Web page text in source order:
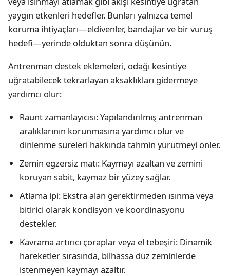
yaygın etkenleri hedefler. Bunları yalnızca temel
koruma ihtiyaçları—eldivenler, bandajlar ve bir vuruş
hedefi—yerinde olduktan sonra düşünün.
Antrenman destek eklemeleri, odağı kesintiye
uğratabilecek tekrarlayan aksaklıkları gidermeye
yardımcı olur:
Raunt zamanlayıcısı: Yapılandırılmış antrenman
aralıklarının korunmasına yardımcı olur ve
dinlenme süreleri hakkında tahmin yürütmeyi önler.
Zemin egzersiz matı: Kaymayı azaltan ve zemini
koruyan sabit, kaymaz bir yüzey sağlar.
Atlama ipi: Ekstra alan gerektirmeden ısınma veya
bitirici olarak kondisyon ve koordinasyonu
destekler.
Kavrama artırıcı çoraplar veya el tebeşiri: Dinamik
hareketler sırasında, bilhassa düz zeminlerde
istenmeyen kaymayı azaltır.